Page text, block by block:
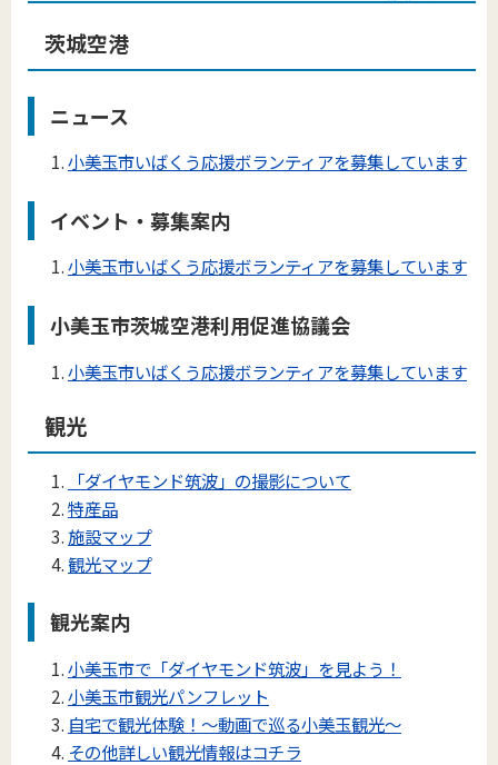
茨城空港
ニュース
小美玉市いばくう応援ボランティアを募集しています
イベント・募集案内
小美玉市いばくう応援ボランティアを募集しています
小美玉市茨城空港利用促進協議会
小美玉市いばくう応援ボランティアを募集しています
観光
「ダイヤモンド筑波」の撮影について
特産品
施設マップ
観光マップ
観光案内
小美玉市で「ダイヤモンド筑波」を見よう！
小美玉市観光パンフレット
自宅で観光体験！～動画で巡る小美玉観光～
その他詳しい観光情報はコチラ